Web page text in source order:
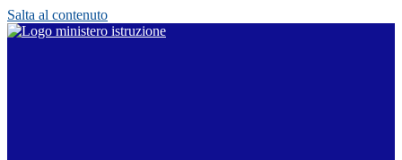
Salta al contenuto